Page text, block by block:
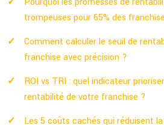
trompeuses pour 65% des
Comment calculer le seuil de
franchise avec précision ?
ROI vs TRI : quel indicateur
rentabilité de votre franchise ?
Les 5 coûts cachés qui réduisent